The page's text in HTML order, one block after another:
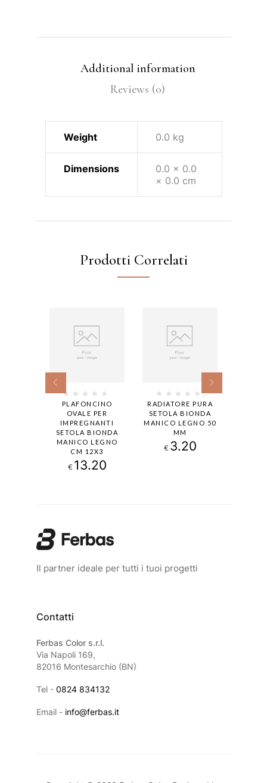
Additional information
Reviews (0)
Weight 0.0 kg
Dimensions
0.0 × 0.0
× 0.0 cm
Prodotti Correlati
PLAFONCINO
OVALE PER
IMPREGNANTI
SETOLA BIONDA
MANICO LEGNO
CM 12X3
€ 13.20
RADIATORE PURA
SETOLA BIONDA
MANICO LEGNO 50
MM
€ 3.20
Il partner ideale per tutti i tuoi progetti
Contatti
Ferbas Color s.r.l.
Via Napoli 169,
82016 Montesarchio (BN)
Tel - 0824 834132
Email - info@ferbas.it